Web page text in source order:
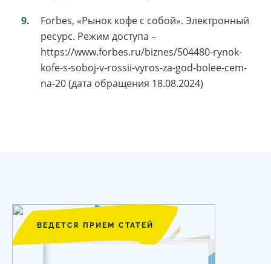
Forbes, «Рынок кофе с собой». Электронный
ресурс. Режим доступа –
https://www.forbes.ru/biznes/504480-rynok-
kofe-s-soboj-v-rossii-vyros-za-god-bolee-cem-
na-20 (дата обращения 18.08.2024)
ВЕДЕТСЯ ПРИЕМ СТАТЕЙ